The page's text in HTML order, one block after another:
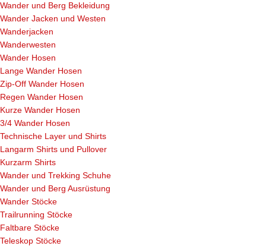
Wander und Berg Bekleidung
Wander Jacken und Westen
Wanderjacken
Wanderwesten
Wander Hosen
Lange Wander Hosen
Zip-Off Wander Hosen
Regen Wander Hosen
Kurze Wander Hosen
3/4 Wander Hosen
Technische Layer und Shirts
Langarm Shirts und Pullover
Kurzarm Shirts
Wander und Trekking Schuhe
Wander und Berg Ausrüstung
Wander Stöcke
Trailrunning Stöcke
Faltbare Stöcke
Teleskop Stöcke